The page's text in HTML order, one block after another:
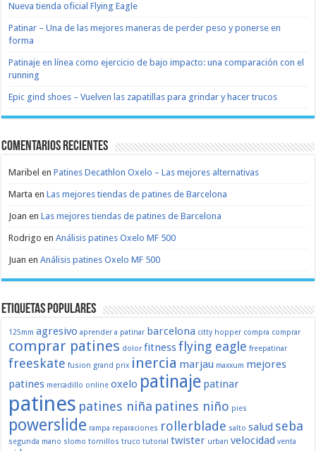
Nueva tienda oficial Flying Eagle
Patinar – Una de las mejores maneras de perder peso y ponerse en
forma
Patinaje en línea como ejercicio de bajo impacto: una comparación con el
running
Epic gind shoes – Vuelven las zapatillas para grindar y hacer trucos
Comentarios recientes
Maribel enPatines Decathlon Oxelo – Las mejores alternativas
Marta enLas mejores tiendas de patines de Barcelona
Joan enLas mejores tiendas de patines de Barcelona
Rodrigo enAnálisis patines Oxelo MF 500
Juan enAnálisis patines Oxelo MF 500
Etiquetas populares
125mm agresivo aprender a patinar barcelona citty hopper compra comprar
comprar patines dolor fitnessflying eagle freepatinar
freeskate fusion grand prix inercia marjau maxxum mejores
patines mercadillo online oxelo patinaje patinar
patines patines niña patines niño pies
powerslide rampa reparaciones rollerblade salto salud seba
segunda mano slomo tornillos truco tutorial twister urban velocidad venta